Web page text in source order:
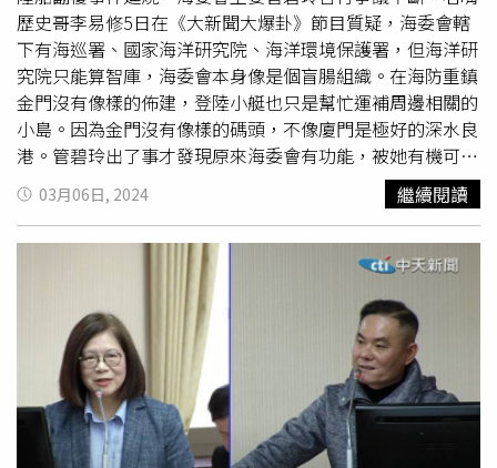
政策小組總召集人管碧玲「賞識」，即使陳時中沒有當選，
白邦廷仍在2024年中、總統就職後進入海委會擔任專門委
員，年薪百萬起跳，更是能經手海巡署機敏資料的高官。白
邦廷在2024年11月請辭雨晴行銷董事長，此後常駐海委會
在高雄的辦公室，雨晴民調則跟著「焦點轉移」，近日又針
對高雄市長選舉公布民調，「揭露」綠營擬參選人邱議瑩、
賴瑞隆、許智傑和林岱樺都輾壓柯志恩，此份數據也再次引
發熱議。雨晴民調近日又公布高雄市長選舉民調，並稱綠營
4位擬參選人都輾壓藍營擬參選人柯志恩，被政論臉書粉專
《政客爽》嘲諷。（圖／翻攝臉書粉專《政客爽》）政論臉
書粉專《政客爽》諷刺這份民調為「3年前玩的套路，又死
灰復燃了」，直指整份民調的統計樣本是「民進黨支持者
47.6％、國民黨支持者8.4％」，因大部分參考綠營支持者
的意見才會有離譜落差，更直言「到底是要幫誰造勢，大家
也看得出來」。國民黨發言人楊智伃也指出，這份民調連基
本加總都算錯，認為這份「來路不明、加總有誤」的民調，
只會讓人覺得，民進黨不是在面對問題，而是在自欺欺人，
歷史哥李易修5日在《大新聞大爆卦》節目質疑，海委會轄
下有海巡署、國家海洋研究院、海洋環境保護署，但海洋研
究院只能算智庫，海委會本身像是個盲腸組織。在海防重鎮
金門沒有像樣的佈建，登陸小艇也只是幫忙運補周邊相關的
小島。因為金門沒有像樣的碼頭，不像廈門是極好的深水良
港。管碧玲出了事才發現原來海委會有功能，被她有機可趁
搏取表現。「我稍微分析了一下海委會的組織。上次我就講
了，這是盲腸組織嘛！」歷史哥指出，「大家請注意，海委
會它是一個多麼盲腸的組織，一個叫海巡署，一個叫國家海
洋研究院，一個叫海洋環境保護署，這種東西組成一個部級
單位叫海委會？我們講部會，是行政院的一級單位！所以我
管媽：妳在幹嘛？」昨天羅智強問了半天：妳沒有專業
嘛！為什麼沒有專業？因為從頭到尾他都在辦什麼？親善海
洋，一大堆有的沒的。歷史哥直言，「為什麼？沒業務啊！
有什麼好辦的？國家海洋研究院在幹嘛？智庫，智庫需要一
個直轄上轄單位嗎？這種東西就算要有，你丟到國科會不是
一樣意思？丟到國發相關的智庫，有很難嗎？所以今天成立
03月06日, 2024 繼續閱讀